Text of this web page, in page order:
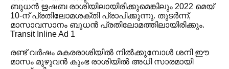
ബുധൻ ഋഷബ രാശിയിലായിരിക്കുമെങ്കിലും 2022 മെയ്
10-ന് പ്രതിലോമശക്തി പ്രാപിക്കുന്നു. തുടർന്ന്,
മാസാവസാനം ബുധൻ പ്രതിലോമത്തിലായിരിക്കും.
Transit Inline Ad 1
രണ്ട് വർഷം മകരരാശിയിൽ നിൽക്കുമ്പോൾ ശനി ഈ
മാസം മുഴുവൻ കുംഭ രാശിയിൽ അധി സാരമായി